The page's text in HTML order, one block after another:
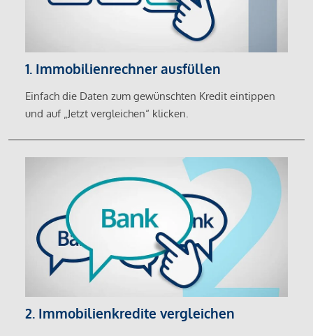
1. Immobilienrechner ausfüllen
Einfach die Daten zum gewünschten Kredit eintippen
und auf „Jetzt vergleichen“ klicken.
2. Immobilienkredite vergleichen